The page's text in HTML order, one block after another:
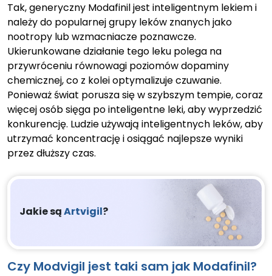
Tak, generyczny Modafinil jest inteligentnym lekiem i
należy do popularnej grupy leków znanych jako
nootropy lub wzmacniacze poznawcze.
Ukierunkowane działanie tego leku polega na
przywróceniu równowagi poziomów dopaminy
chemicznej, co z kolei optymalizuje czuwanie.
Ponieważ świat porusza się w szybszym tempie, coraz
więcej osób sięga po inteligentne leki, aby wyprzedzić
konkurencję. Ludzie używają inteligentnych leków, aby
utrzymać koncentrację i osiągać najlepsze wyniki
przez dłuższy czas.
Jakie sąArtvigil?
Czy Modvigil jest taki sam jak Modafinil?